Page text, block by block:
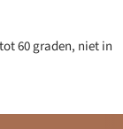
60 graden, niet in